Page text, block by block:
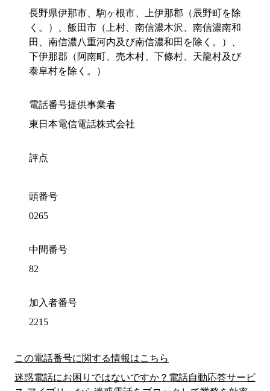
長野県伊那市、駒ヶ根市、上伊那郡（辰野町を除
く。）、飯田市（上村、南信濃木沢、南信濃南和
田、南信濃八重河内及び南信濃和田を除く。）、
下伊那郡（阿南町、売木村、下條村、天龍村及び
泰阜村を除く。）
電話番号提供事業者
東日本電信電話株式会社
評点
頭番号
0265
中間番号
82
加入者番号
2215
この電話番号に関する情報はこちら
迷惑電話にお困りではないですか？電話自動応答サービ